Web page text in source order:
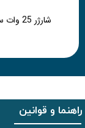
شارژر 25 وات سامسونگ مدل EP-TA800NBEG (کپی A)
راهنما و قوانین